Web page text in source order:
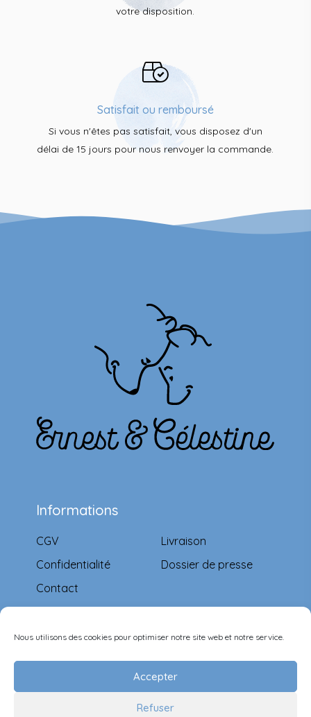
Nous utilisons des cookies pour optimiser notre site web et notre service.
Accepter
Refuser
votre disposition.
Satisfait ou remboursé
Si vous n'êtes pas satisfait, vous disposez d'un
délai de 15 jours pour nous renvoyer la commande.
Informations
CGV
Confidentialité
Contact
Livraison
Dossier de presse